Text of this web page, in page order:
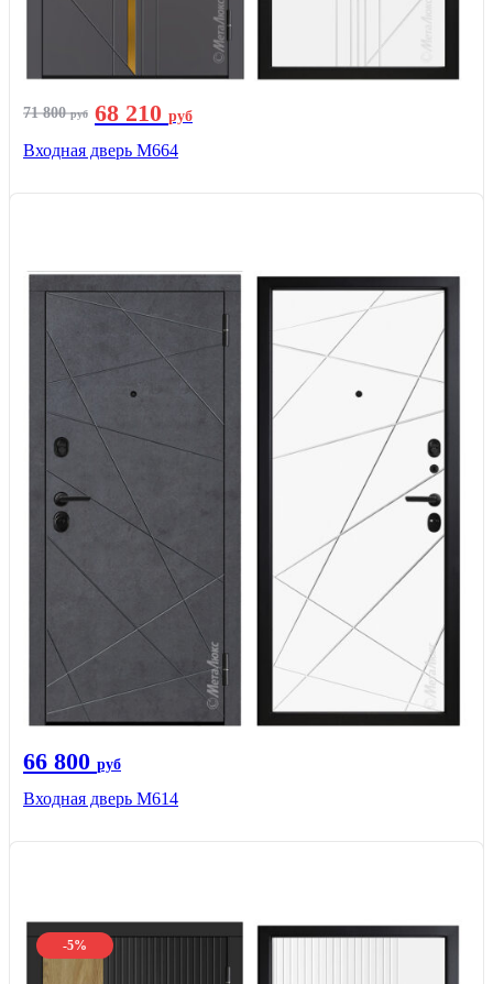
71 800руб 68 210 руб
Входная дверь М664
66 800 руб
Входная дверь М614
-5%